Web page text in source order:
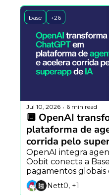
base +26
Jul 10, 2026 • 6 min read
🔲 OpenAI
plataforma de
corrida pelo
OpenAI integra
Oobit conecta a
pagamentos
entre modelos de IA
Meta e SpaceXAI.
Nett0, +1